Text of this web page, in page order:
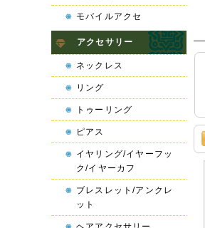
モバイルアクセ
アクセサリー
ネックレス
リング
トゥーリング
ピアス
イヤリング/イヤーフッ
ク/イヤーカフ
ブレスレット/アンクレ
ット